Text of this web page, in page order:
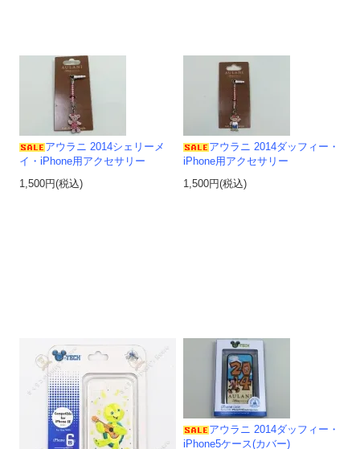
アウラニ 2014シェリーメ
イ・iPhone用アクセサリー
1,500円(税込)
アウラニ 2014ダッフィー・
iPhone用アクセサリー
1,500円(税込)
アウラニ 2014ダッフィー・
iPhone5ケース(カバー)